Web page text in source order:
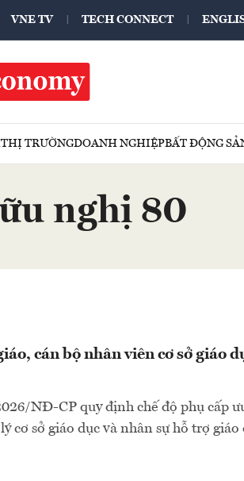
VNE TV TECH CONNECT
THỊ TRƯỜNGDOANH NGHIỆPBẤT ĐỘNG
nghị 80
cán bộ nhân viên cơ sở giáo
NĐ-CP quy định chế độ phụ cấp
cơ sở giáo dục và nhân sự hỗ trợ giáo